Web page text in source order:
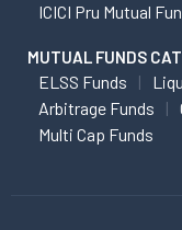
ICICI Pru Mutual
MUTUAL FUNDS
ELSS Funds
Arbitrage Funds
Multi Cap Funds